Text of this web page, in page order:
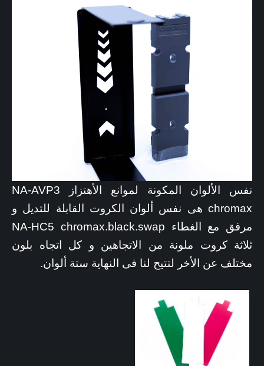
نفس الألوان المكونة لموانع الأهتزاز NA-AVP3
chromax هى نفس ألوان الكروت القابلة للتديل و
مرفق مع الغطاء NA-HC5 chromax.black.swap
ثلاثة كروت ملونة من الاتجاهين و كل اتجاه بلون
مختلف عن الأخر لتتيح لنا فى النهاية ستة ألوان.